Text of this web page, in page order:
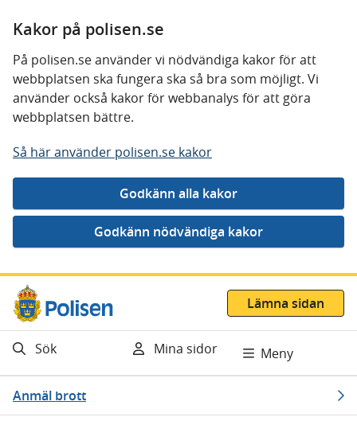
Kakor på polisen.se
På polisen.se använder vi nödvändiga kakor för att
webbplatsen ska fungera ska så bra som möjligt. Vi
använder också kakor för webbanalys för att göra
webbplatsen bättre.
Så här använder polisen.se kakor
Gå direkt till innehåll
Lämna sidan
Sök Mina sidor Meny
Anmäl brott